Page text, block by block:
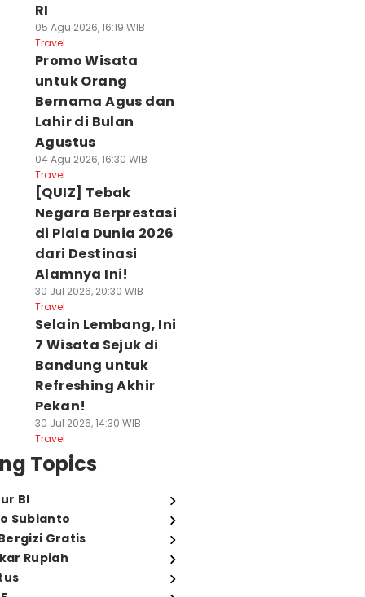
RI
05 Agu 2026, 16:19 WIB
Travel
Promo Wisata
untuk Orang
Bernama Agus dan
Lahir di Bulan
Agustus
04 Agu 2026, 16:30 WIB
Travel
[QUIZ] Tebak
Negara Berprestasi
di Piala Dunia 2026
dari Destinasi
Alamnya Ini!
30 Jul 2026, 20:30 WIB
Travel
Selain Lembang, Ini
7 Wisata Sejuk di
Bandung untuk
Refreshing Akhir
Pekan!
30 Jul 2026, 14:30 WIB
Travel
Topics
BI
Subianto
Gratis
Rupiah